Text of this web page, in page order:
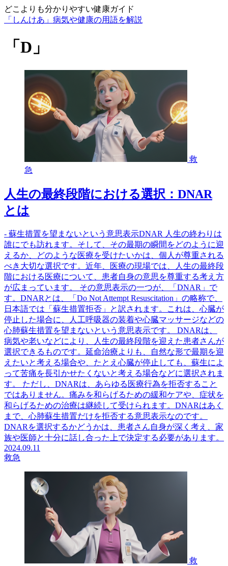
どこよりも分かりやすい健康ガイド
「しんけあ」病気や健康の用語を解説
「D」
救
急
人生の最終段階における選択：DNAR
とは
- 蘇生措置を望まないという意思表示DNAR 人生の終わりは
誰にでも訪れます。そして、その最期の瞬間をどのように迎
えるか、どのような医療を受けたいかは、個人が尊重される
べき大切な選択です。近年、医療の現場では、人生の最終段
階における医療について、患者自身の意思を尊重する考え方
が広まっています。 その意思表示の一つが、「DNAR」で
す。DNARとは、「Do Not Attempt Resuscitation」の略称で、
日本語では「蘇生措置拒否」と訳されます。これは、心臓が
停止した場合に、人工呼吸器の装着や心臓マッサージなどの
心肺蘇生措置を望まないという意思表示です。 DNARは、
病気や老いなどにより、人生の最終段階を迎えた患者さんが
選択できるものです。延命治療よりも、自然な形で最期を迎
えたいと考える場合や、たとえ心臓が停止しても、蘇生によ
って苦痛を長引かせたくないと考える場合などに選択されま
す。 ただし、DNARは、あらゆる医療行為を拒否すること
ではありません。痛みを和らげるための緩和ケアや、症状を
和らげるための治療は継続して受けられます。DNARはあく
まで、心肺蘇生措置だけを拒否する意思表示なのです。
DNARを選択するかどうかは、患者さん自身が深く考え、家
族や医師と十分に話し合った上で決定する必要があります。
2024.09.11
救急
救